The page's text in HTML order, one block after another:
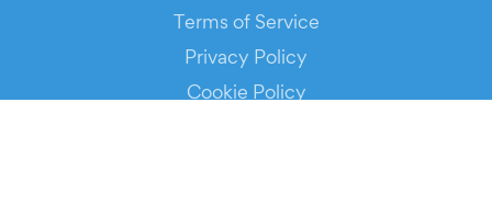
Terms of Service
Privacy Policy
Cookie Policy